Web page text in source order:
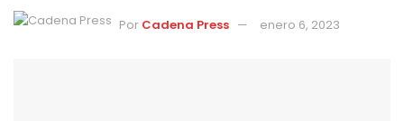
Por Cadena Press enero 6, 2023